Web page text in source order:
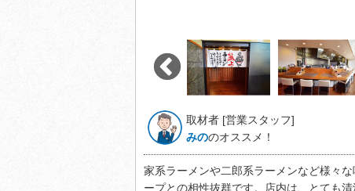
取材者 [営業スタッフ]
みののオススメ！
家系ラーメンや二郎系ラーメンなど様々
ープとの相性抜群です。店内は、とても